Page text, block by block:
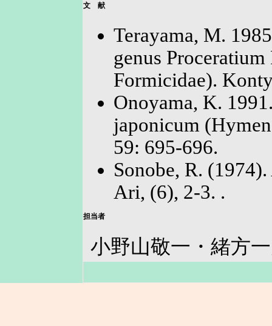
文 献
Terayama, M.
genus
Formicidae).
Onoyama, K.
japonicum
59: 695-696.
Sonobe, R.
Ari, (6), 2-3. .
担当者
小野山敬一・緒方